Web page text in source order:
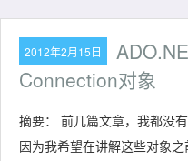
2012年2月15日
Connection对象
摘要： 前几篇文章，我都没
因为我希望在讲解这些对象